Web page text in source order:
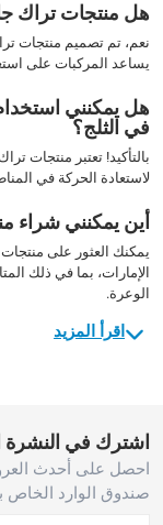
هل منتجات تراك
نعم، تم تصميم منتجات
يساعد المركبات على
هل يمكنني
في الثلج؟
بالتأكيد! تعتبر منتجات
لاستعادة الحركة في
أين يمكنني شراء
يمكنك العثور على
الوعرة.
اقرأ المزيد
اشترك في النشرة
احصل على أحدث
صندوق الوارد الخاص